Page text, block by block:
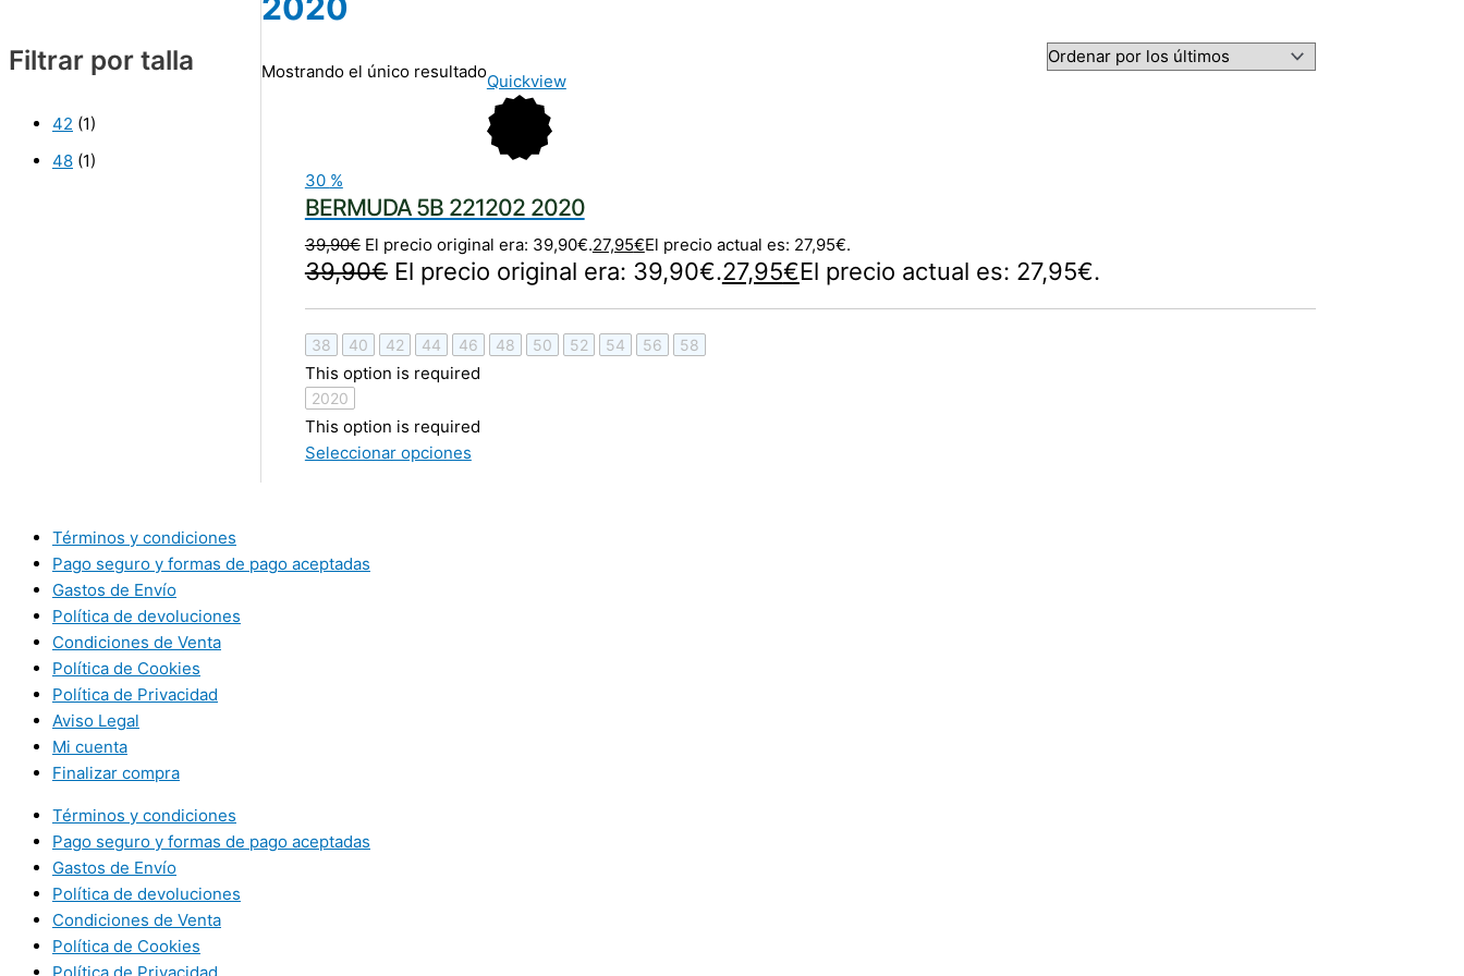
Filtrar por talla
42 (1)
48 (1)
Mostrando el único resultadoQuickview
30 %
BERMUDA 5B 221202 2020
39,90€ El precio original era: 39,90€.27,95€El precio actual es: 27,95€.
39,90€ El precio original era: 39,90€.27,95€El precio actual es: 27,95€.
38 40 42 44 46 48 50 52 54 56 58
This option is required
2020
This option is required
Seleccionar opciones
Términos y condiciones
Pago seguro y formas de pago aceptadas
Gastos de Envío
Política de devoluciones
Condiciones de Venta
Política de Cookies
Política de Privacidad
Aviso Legal
Mi cuenta
Finalizar compra
Términos y condiciones
Pago seguro y formas de pago aceptadas
Gastos de Envío
Política de devoluciones
Condiciones de Venta
Política de Cookies